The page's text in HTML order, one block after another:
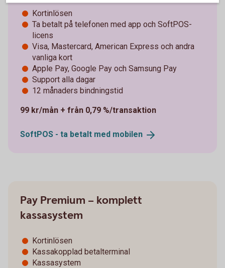
Kortinlösen
Ta betalt på telefonen med app och SoftPOS-
licens
Visa, Mastercard, American Express och andra
vanliga kort
Apple Pay, Google Pay och Samsung Pay
Support alla dagar
12 månaders bindningstid
99 kr/mån + från 0,79 %/transaktion
SoftPOS - ta betalt med mobilen
Pay Premium – komplett
kassasystem
Kortinlösen
Kassakopplad betalterminal
Kassasystem